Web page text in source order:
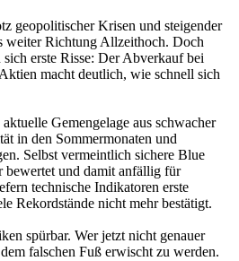
geopolitischer Krisen und steigender
weiter Richtung Allzeithoch. Doch
erste Risse: Der Abverkauf bei
macht deutlich, wie schnell sich
Gemengelage aus schwacher
in den Sommermonaten und
Selbst vermeintlich sichere Blue
bewertet und damit anfällig für
technische Indikatoren erste
Rekordstände nicht mehr bestätigt.
spürbar. Wer jetzt nicht genauer
falschen Fuß erwischt zu werden.